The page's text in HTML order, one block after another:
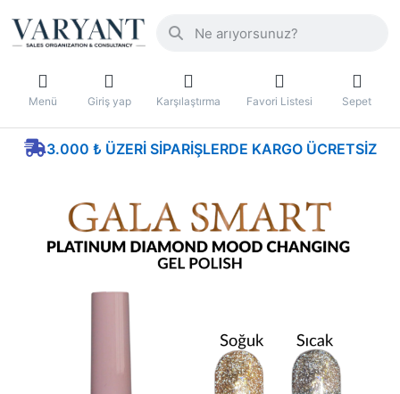
Menü Giriş yap Karşılaştırma Favori Listesi Sepet
3.000 ₺ ÜZERI SIPARIŞLERDE KARGO ÜCRETSIZ